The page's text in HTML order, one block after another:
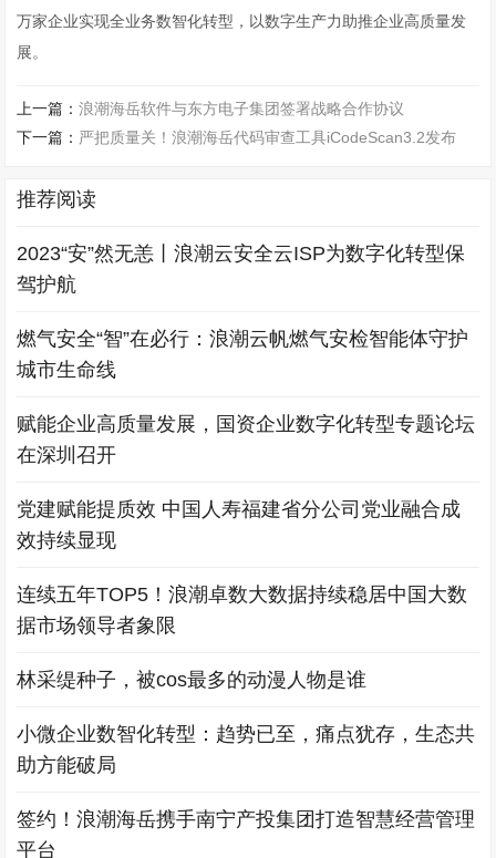
万家企业实现全业务数智化转型，以数字生产力助推企业高质量发
展。
上一篇：浪潮海岳软件与东方电子集团签署战略合作协议
下一篇： 严把质量关！浪潮海岳代码审查工具iCodeScan3.2发布
推荐阅读
2023“安”然无恙丨浪潮云安全云ISP为数字化转型保
驾护航
燃气安全“智”在必行：浪潮云帆燃气安检智能体守护
城市生命线
赋能企业高质量发展，国资企业数字化转型专题论坛
在深圳召开
党建赋能提质效 中国人寿福建省分公司党业融合成
效持续显现
连续五年TOP5！浪潮卓数大数据持续稳居中国大数
据市场领导者象限
林采缇种子，被cos最多的动漫人物是谁
小微企业数智化转型：趋势已至，痛点犹存，生态共
助方能破局
签约！浪潮海岳携手南宁产投集团打造智慧经营管理
平台